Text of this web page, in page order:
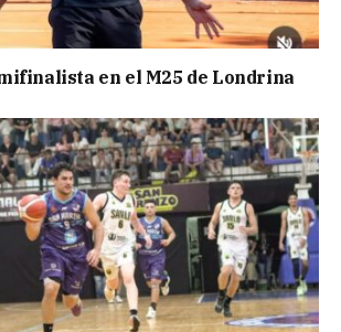
en el M25 de Londrina